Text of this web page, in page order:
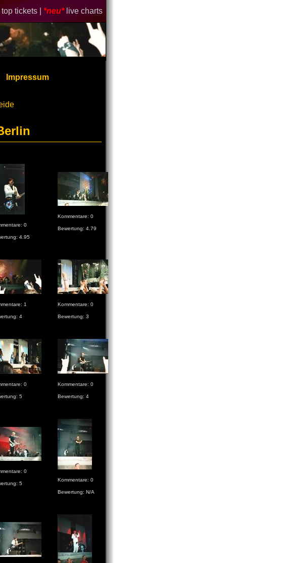
top tickets | *neu* live charts
Impressum
0
4.95
Kommentare: 0
Bewertung: 4.79
1
4
Kommentare: 0
Bewertung: 3
0
5
Kommentare: 0
Bewertung: 4
0
5
Kommentare: 0
Bewertung: N/A